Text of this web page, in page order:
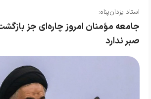
استاد یزدان‌پناه:
جامعه مؤمنان امروز چاره‌ای جز
صبر ندارد